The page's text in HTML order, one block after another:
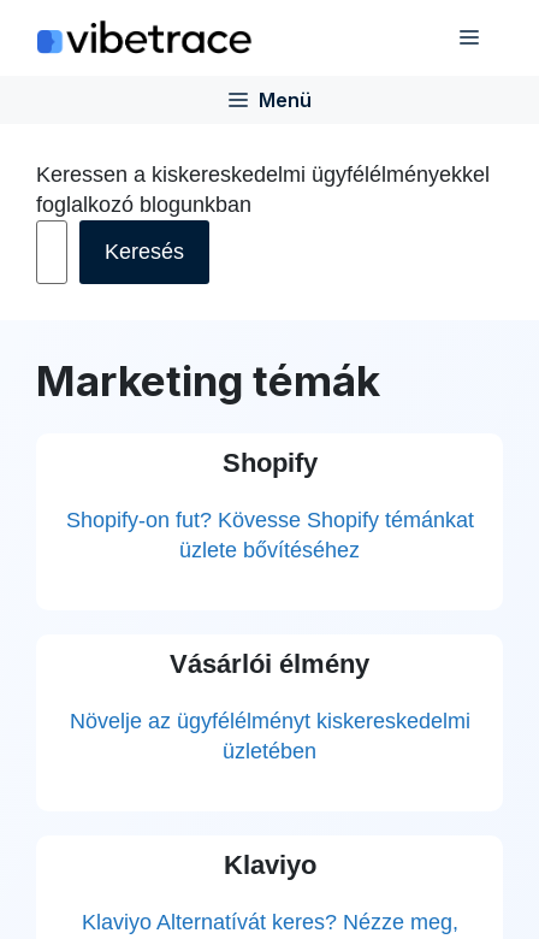
Menü
Menü
Keressen a kiskereskedelmi ügyfélélményekkel
foglalkozó blogunkban
Keresés
Marketing témák
Shopify
Shopify-on fut? Kövesse Shopify témánkat
üzlete bővítéséhez
Vásárlói élmény
Növelje az ügyfélélményt kiskereskedelmi
üzletében
Klaviyo
Klaviyo Alternatívát keres? Nézze meg,